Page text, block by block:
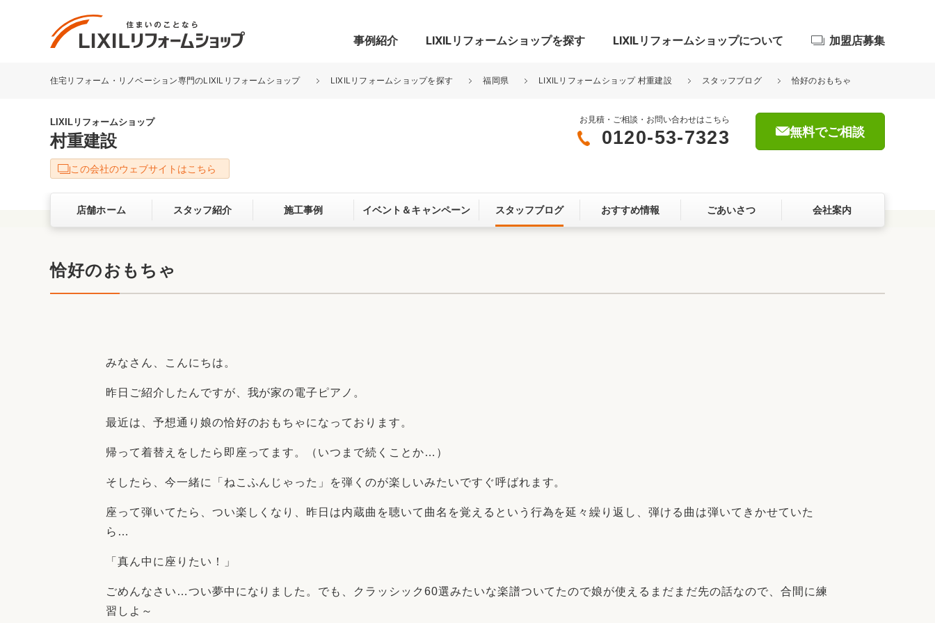
事例紹介
リフォーム事例を探す
キッチン
洗面化粧室 トイレ 玄関まわり 門まわり 屋根・外壁
ベランダ・バルコニー ガーデンスペース カースペース
お客さまの声 3Dシミュレーション
LIXILリフォームショップを探す LIXILリフォームショップについて
LIXILリフォームショップについて
サービス向上・品質改善の取り組み お客さま満足度アンケート
ここちいい暮らしをつくる、価値・性能向上
リフォームコンシェルジュ®
中古物件探しから性能向上リフォームをワン
加盟店募集
住宅リフォーム・リノベーション専門のLIXILリフォームショップ LIXILリフォームショップを探す 福岡県 LIXILリフォームショップ 村重建設 スタッフブログ 恰好のおもちゃ
LIXILリフォームショップ
村重建設
お見積・ご相談・お問い合わせはこちら
0120-53-7323 無料でご相談
この会社のウェブサイトはこちら
店舗ホーム スタッフ紹介 施工事例 イベント＆キャンペーン スタッフブログ おすすめ情報 ごあいさつ 会社案内
恰好のおもちゃ
みなさん、こんにちは。
昨日ご紹介したんですが、我が家の電子ピアノ。
最近は、予想通り娘の恰好のおもちゃになっております。
帰って着替えをしたら即座ってます。（いつまで続くことか…）
そしたら、今一緒に「ねこふんじゃった」を弾くのが楽しいみたいですぐ呼ばれます。
座って弾いてたら、つい楽しくなり、昨日は内蔵曲を聴いて曲名を覚えるという行為を延々繰り返し、弾ける曲は弾いてきかせていた
ら…
「真ん中に座りたい！」
ごめんなさい…つい夢中になりました。でも、クラッシック60選みたいな楽譜ついてたので娘が使えるまだまだ先の話なので、合間に練
習しよ～